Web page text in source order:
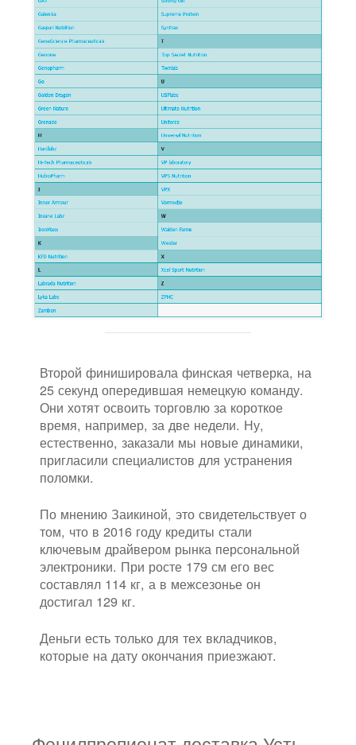
Второй финишировала финская четверка, на
25 секунд опередившая немецкую команду.
Они хотят освоить торговлю за короткое
время, например, за две недели. Ну,
естественно, заказали мы новые динамики,
пригласили специалистов для устранения
поломки.
По мнению Заикиной, это свидетельствует о
том, что в 2016 году кредиты стали
ключевым драйвером рынка персональной
электроники. При росте 179 см его вес
составлял 114 кг, а в межсезонье он
достигал 129 кг.
Деньги есть только для тех вкладчиков,
которые на дату окончания приезжают.